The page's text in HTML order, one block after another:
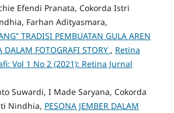
Efendi Pranata, Cokorda Istri
Farhan Adityasmara,
TRADISI PEMBUATAN GULA AREN
DALAM FOTOGRAFI STORY , Retina
Vol 1 No 2 (2021): Retina Jurnal
Suwardi, I Made Saryana, Cokorda
Nindhia, PESONA JEMBER DALAM